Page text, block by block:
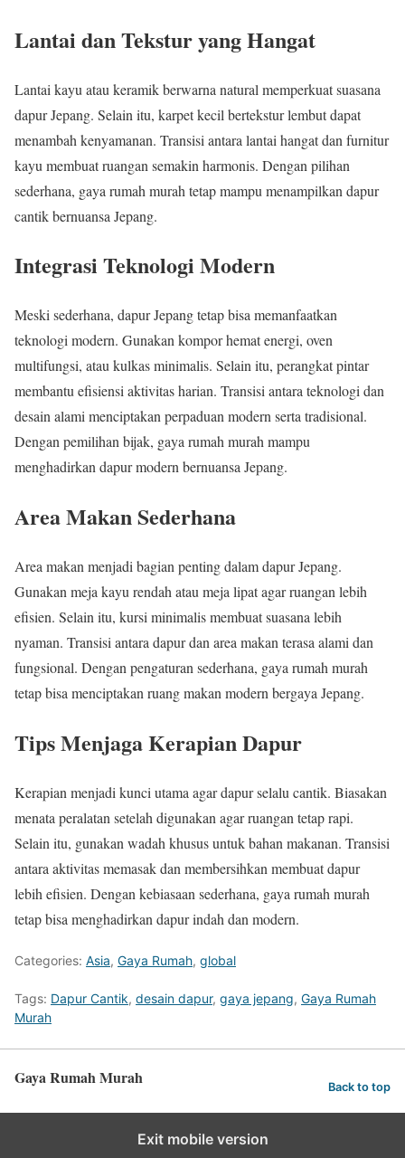
Lantai dan Tekstur yang Hangat
Lantai kayu atau keramik berwarna natural memperkuat suasana
dapur Jepang. Selain itu, karpet kecil bertekstur lembut dapat
menambah kenyamanan. Transisi antara lantai hangat dan furnitur
kayu membuat ruangan semakin harmonis. Dengan pilihan
sederhana, gaya rumah murah tetap mampu menampilkan dapur
cantik bernuansa Jepang.
Integrasi Teknologi Modern
Meski sederhana, dapur Jepang tetap bisa memanfaatkan
teknologi modern. Gunakan kompor hemat energi, oven
multifungsi, atau kulkas minimalis. Selain itu, perangkat pintar
membantu efisiensi aktivitas harian. Transisi antara teknologi dan
desain alami menciptakan perpaduan modern serta tradisional.
Dengan pemilihan bijak, gaya rumah murah mampu
menghadirkan dapur modern bernuansa Jepang.
Area Makan Sederhana
Area makan menjadi bagian penting dalam dapur Jepang.
Gunakan meja kayu rendah atau meja lipat agar ruangan lebih
efisien. Selain itu, kursi minimalis membuat suasana lebih
nyaman. Transisi antara dapur dan area makan terasa alami dan
fungsional. Dengan pengaturan sederhana, gaya rumah murah
tetap bisa menciptakan ruang makan modern bergaya Jepang.
Tips Menjaga Kerapian Dapur
Kerapian menjadi kunci utama agar dapur selalu cantik. Biasakan
menata peralatan setelah digunakan agar ruangan tetap rapi.
Selain itu, gunakan wadah khusus untuk bahan makanan. Transisi
antara aktivitas memasak dan membersihkan membuat dapur
lebih efisien. Dengan kebiasaan sederhana, gaya rumah murah
tetap bisa menghadirkan dapur indah dan modern.
Categories: Asia, Gaya Rumah, global
Tags: Dapur Cantik, desain dapur, gaya jepang, Gaya Rumah
Murah
Gaya Rumah Murah Back to top
Exit mobile version